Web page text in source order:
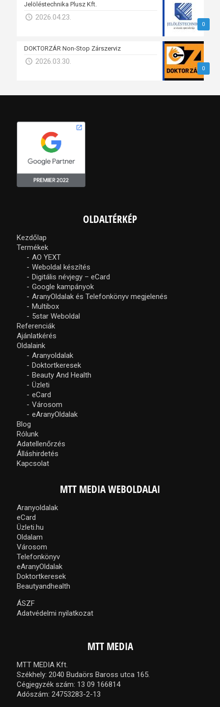
0
Jelöléstechnika Plusz Kft.
2026.04.23.
0
DOKTORZÁR Non-Stop Zárszerviz
2026.03.30.
OLDALTÉRKÉP
Kezdőlap
Termékek
AO YEXT
Weboldal készítés
Digitális névjegy – eCard
Google kampányok
AranyOldalak és Telefonkönyv megjelenés
Multibox
5star Weboldal
Referenciák
Ajánlatkérés
Oldalaink
Aranyoldalak
Doktortkeresek
Beauty And Health
Üzleti
eCard
Városom
eAranyOldalak
Blog
Rólunk
Adatellenőrzés
Álláshirdetés
Kapcsolat
MTT MEDIA WEBOLDALAI
Aranyoldalak
eCard
Üzleti.hu
Oldalam
Városom
Telefonkönyv
eAranyOldalak
Doktortkeresek
Beautyandhealth
ÁSZF
Adatvédelmi nyilatkozat
MTT MEDIA
MTT MEDIA Kft.
Székhely: 2040 Budaörs Baross utca 165.
Cégjegyzék szám: 13 09 166814
Adószám: 24753283-2-13